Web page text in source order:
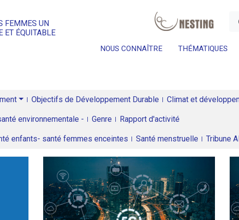
FEMMES UN
ET ÉQUITABLE
NOUS CONNAÎTRE THÉMATIQUES
Objectifs de Développement Durable Climat et
environnementale - Genre Rapport d'activité
enfants- santé femmes enceintes Santé menstruelle Tribune